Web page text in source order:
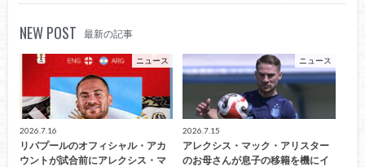
NEW POST 最新の記事
ニュース
2026.7.16
リバプールのオフィシャル・アカ
ウントが試合前にアレクシス・マ
ニュース
2026.7.15
アレクシス・マック・アリスター
のお母さんが息子の移籍を機にイ